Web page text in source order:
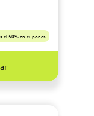
el 50% en cupones